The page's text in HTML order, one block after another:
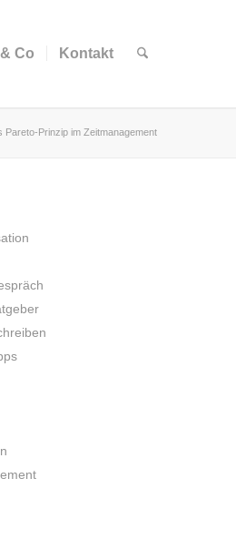
Co Kontakt
Pareto-Prinzip im Zeitmanagement